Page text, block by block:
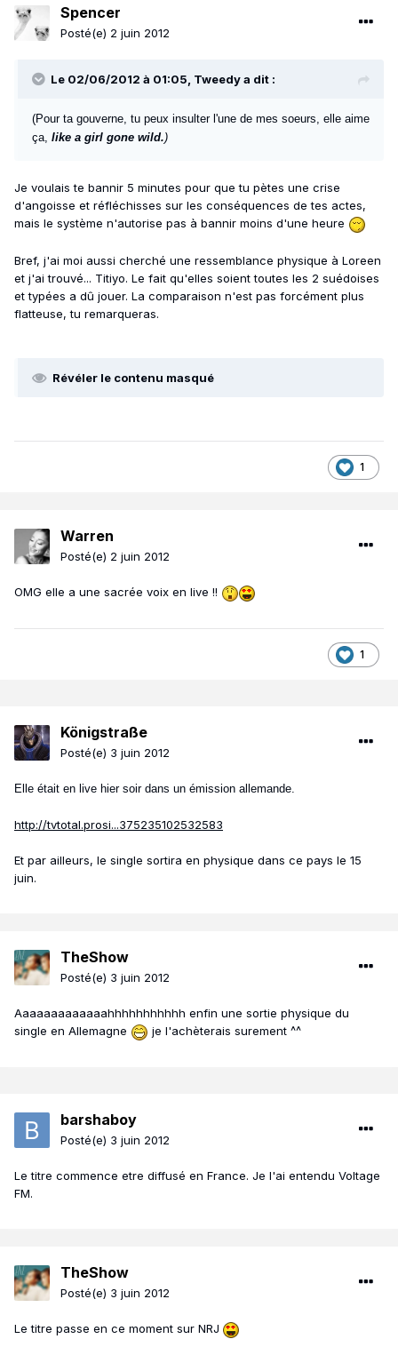
Spencer
Posté(e) 2 juin 2012
Le 02/06/2012 à 01:05, Tweedy a dit :
(Pour ta gouverne, tu peux insulter l'une de mes soeurs, elle aime
ça, like a girl gone wild.)
Je voulais te bannir 5 minutes pour que tu pètes une crise
d'angoisse et réfléchisses sur les conséquences de tes actes,
mais le système n'autorise pas à bannir moins d'une heure
Bref, j'ai moi aussi cherché une ressemblance physique à Loreen
et j'ai trouvé... Titiyo. Le fait qu'elles soient toutes les 2 suédoises
et typées a dû jouer. La comparaison n'est pas forcément plus
flatteuse, tu remarqueras.
Révéler le contenu masqué
1
Warren
Posté(e) 2 juin 2012
OMG elle a une sacrée voix en live !!
1
Königstraße
Posté(e) 3 juin 2012
Elle était en live hier soir dans un émission allemande.
http://tvtotal.prosi...375235102532583
Et par ailleurs, le single sortira en physique dans ce pays le 15
juin.
TheShow
Posté(e) 3 juin 2012
Aaaaaaaaaaaaahhhhhhhhhhh enfin une sortie physique du
single en Allemagne
je l'achèterais surement ^^
barshaboy
Posté(e) 3 juin 2012
Le titre commence etre diffusé en France. Je l'ai entendu Voltage
FM.
TheShow
Posté(e) 3 juin 2012
Le titre passe en ce moment sur NRJ